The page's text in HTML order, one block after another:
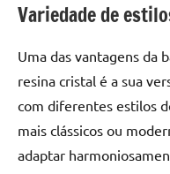
seu
com
peças
únicas.
Nosso
é
Variedade de
Uma das vantagens da
resina cristal é a sua
com diferentes estilos
mais clássicos ou
adaptar